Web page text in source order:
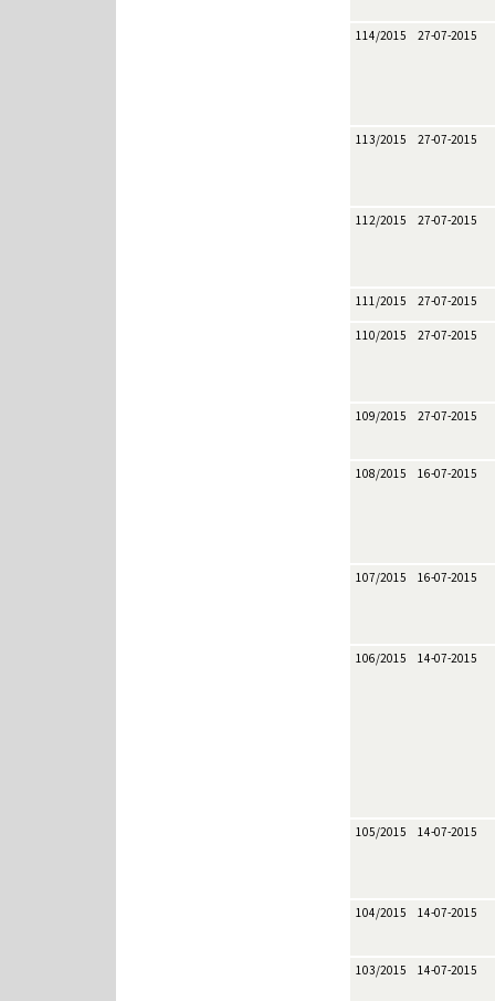
114/2015 27-07-2015
113/2015 27-07-2015
112/2015 27-07-2015
111/2015 27-07-2015
110/2015 27-07-2015
109/2015 27-07-2015
108/2015 16-07-2015
107/2015 16-07-2015
106/2015 14-07-2015
105/2015 14-07-2015
104/2015 14-07-2015
103/2015 14-07-2015